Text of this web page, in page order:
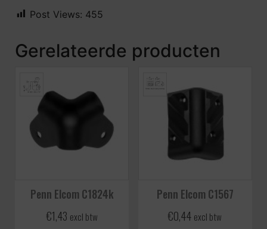
Post Views: 455
Gerelateerde producten
Penn Elcom C1824k
€1,43 excl btw
Penn Elcom C1567
€0,44 excl btw